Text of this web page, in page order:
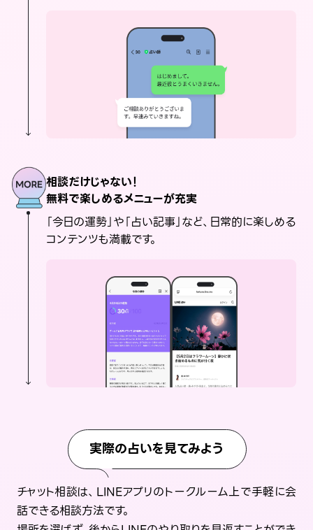
相談だけじゃない！
無料で楽しめるメニューが充実
「今日の運勢」や「占い記事」など、日常的に楽しめる
コンテンツも満載です。
実際の占いを見てみよう
チャット相談は、LINEアプリのトークルーム上で手軽に会
話できる相談方法です。